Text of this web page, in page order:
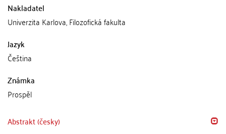
Nakladatel
Univerzita Karlova, Filozofická fakulta
Jazyk
Čeština
Známka
Prospěl
Abstrakt (česky)